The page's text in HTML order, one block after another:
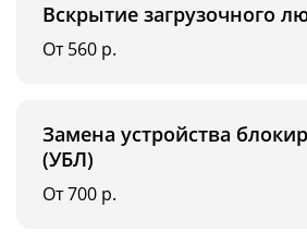
Вскрытие загрузочного
От 560 р.
Замена устройства
(УБЛ)
От 700 р.